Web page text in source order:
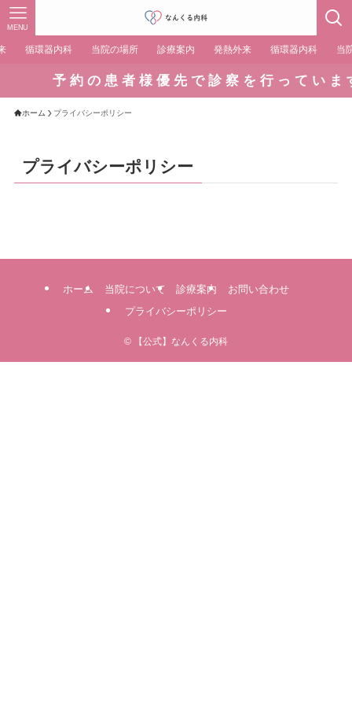
MENU
循環器内科 当院の場所 診療案内 発熱外来 循環器内科 当
予 約 の 患 者 様 優 先 で 診 察 を 行 っ て い ま
ホーム プライバシーポリシー
プライバシーポリシー
ホーム 当院について 診療案内
お問い合わせ
プライバシーポリシー
© 【公式】なんくる内科